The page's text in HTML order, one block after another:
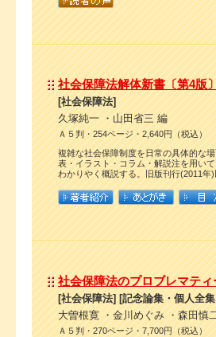
社会保障法解体新書〔第4版
[社会保障法]
久塚純一 ・山田省三 編
Ａ５判・254ページ・2,640円（税込）
複雑な社会保障制度を日常の具体的な
表・イラスト・コラム・解説注を用い
わかりやく概説する。旧版刊行(2011年
社会保障法のプロブレマティ
[社会保障法] [記念論集・個人全
大曽根寛 ・金川めぐみ ・森田慎
Ａ５判・270ページ・7,700円（税込）